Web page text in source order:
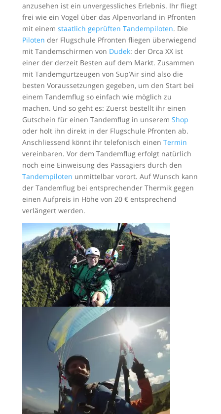
anzusehen ist ein unvergessliches Erlebnis. Ihr fliegt
frei wie ein Vogel über das Alpenvorland in Pfronten
mit einem staatlich geprüften Tandempiloten. Die
Piloten der Flugschule Pfronten fliegen überwiegend
mit Tandemschirmen von Dudek: der Orca XX ist
einer der derzeit Besten auf dem Markt. Zusammen
mit Tandemgurtzeugen von Sup’Air sind also die
besten Voraussetzungen gegeben, um den Start bei
einem Tandemflug so einfach wie möglich zu
machen. Und so geht es: Zuerst bestellt ihr einen
Gutschein für einen Tandemflug in unserem Shop
oder holt ihn direkt in der Flugschule Pfronten ab.
Anschliessend könnt ihr telefonisch einen Termin
vereinbaren. Vor dem Tandemflug erfolgt natürlich
noch eine Einweisung des Passagiers durch den
Tandempiloten unmittelbar vorort. Auf Wunsch kann
der Tandemflug bei entsprechender Thermik gegen
einen Aufpreis in Höhe von 20 € entsprechend
verlängert werden.